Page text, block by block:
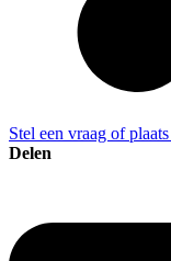
Stel een vraag of
Delen